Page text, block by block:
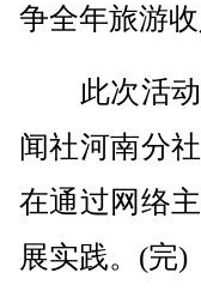
争全年旅游收
此次活动
闻社河南分
在通过网络
展实践。(完)